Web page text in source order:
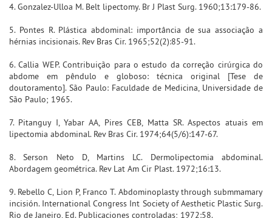
4. Gonzalez-Ulloa M. Belt lipectomy. Br J Plast Surg. 1960;13:179-86.
5. Pontes R. Plástica abdominal: importância de sua associação a
hérnias incisionais. Rev Bras Cir. 1965;52(2):85-91.
6. Callia WEP. Contribuição para o estudo da correção cirúrgica do
abdome em pêndulo e globoso: técnica original [Tese de
doutoramento]. São Paulo: Faculdade de Medicina, Universidade de
São Paulo; 1965.
7. Pitanguy I, Yabar AA, Pires CEB, Matta SR. Aspectos atuais em
lipectomia abdominal. Rev Bras Cir. 1974;64(5/6):147-67.
8. Serson Neto D, Martins LC. Dermolipectomia abdominal.
Abordagem geométrica. Rev Lat Am Cir Plast. 1972;16:13.
9. Rebello C, Lion P, Franco T. Abdominoplasty through submmamary
incisión. International Congress Int Society of Aesthetic Plastic Surg.
Rio de Janeiro, Ed. Publicaciones controladas; 1972:58.